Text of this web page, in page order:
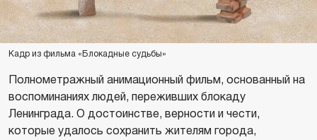
Кадр из фильма «Блокадные судьбы»
Полнометражный анимационный фильм, основанный на
воспоминаниях людей, переживших блокаду
Ленинграда. О достоинстве, верности и чести,
которые удалось сохранить жителям города,